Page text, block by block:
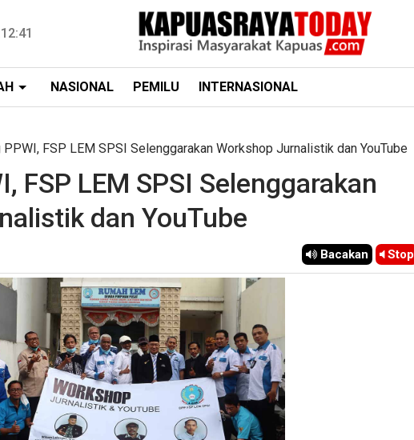
NASIONAL PEMILU INTERNASIONAL
PPWI, FSP LEM SPSI Selenggarakan Workshop Jurnalistik dan YouTube
FSP LEM SPSI Selenggarakan
dan YouTube
Bacakan Stop